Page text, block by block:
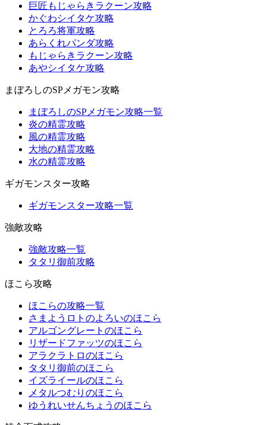
巨匠もじゃらきラクーン攻略
かぐわシイタケ攻略
とろろ将軍攻略
あらくれパンダ攻略
もじゃらきラクーン攻略
あやシイタケ攻略
まぼろしのSPメガモン攻略
まぼろしのSPメガモン攻略一覧
炎の精霊攻略
風の精霊攻略
大地の精霊攻略
水の精霊攻略
ギガモンスター攻略
ギガモンスター攻略一覧
強敵攻略
強敵攻略一覧
タタリ御前攻略
ほこら攻略
ほこらの攻略一覧
さまようロトのよろいのほこら
アルゴングレートのほこら
リザードファッツのほこら
アラクラトロのほこら
タタリ御前のほこら
イズライールのほこら
メタルつむりのほこら
ゆうれいせんちょうのほこら